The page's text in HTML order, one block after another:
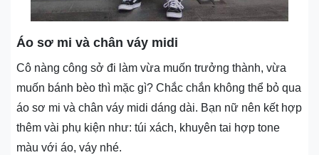
Áo sơ mi và chân váy midi
Cô nàng công sở đi làm vừa muốn trưởng thành, vừa
muốn bánh bèo thì mặc gì? Chắc chắn không thể bỏ qua
áo sơ mi và chân váy midi dáng dài. Bạn nữ nên kết hợp
thêm vài phụ kiện như: túi xách, khuyên tai hợp tone
màu với áo, váy nhé.